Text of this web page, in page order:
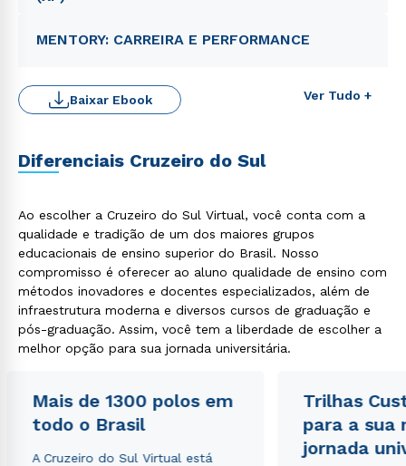
MENTORY: CARREIRA E PERFORMANCE
Ver Tudo +
Baixar Ebook
Diferenciais Cruzeiro do Sul
Ao escolher a Cruzeiro do Sul Virtual, você conta com a
qualidade e tradição de um dos maiores grupos
educacionais de ensino superior do Brasil. Nosso
compromisso é oferecer ao aluno qualidade de ensino com
métodos inovadores e docentes especializados, além de
infraestrutura moderna e diversos cursos de graduação e
pós-graduação. Assim, você tem a liberdade de escolher a
melhor opção para sua jornada universitária.
Mais de 1300 polos em
todo o Brasil
A Cruzeiro do Sul Virtual está
Trilhas
para a sua
jornada
WhatsApp
ou
autorizo que meus dados sejam utilizados para o
envio de conteúdos da Cruzeiro do Sul.